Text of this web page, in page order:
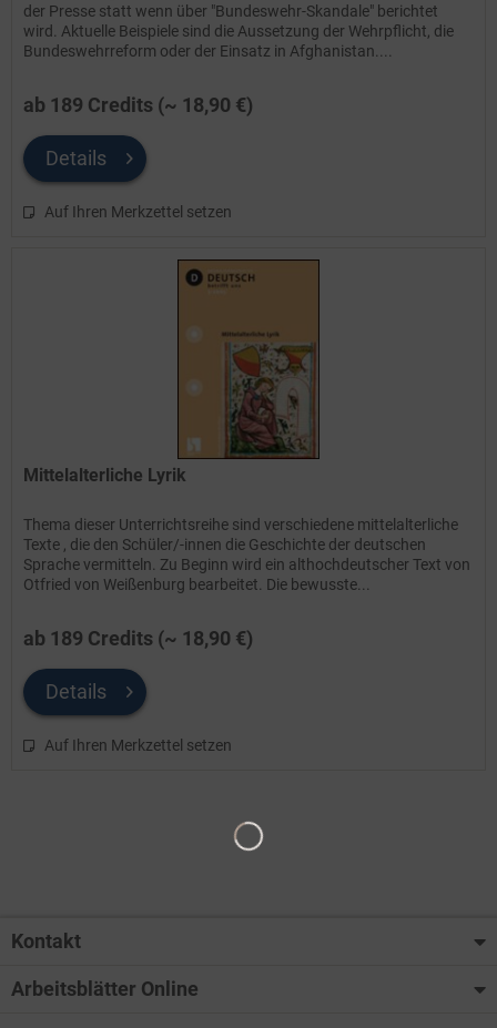
der Presse statt wenn über "Bundeswehr-Skandale" berichtet
wird. Aktuelle Beispiele sind die Aussetzung der Wehrpflicht, die
Bundeswehrreform oder der Einsatz in Afghanistan....
ab 189 Credits (~ 18,90 €)
Details
Auf Ihren Merkzettel setzen
Mittelalterliche Lyrik
Thema dieser Unterrichtsreihe sind verschiedene mittelalterliche
Texte , die den Schüler/-innen die Geschichte der deutschen
Sprache vermitteln. Zu Beginn wird ein althochdeutscher Text von
Otfried von Weißenburg bearbeitet. Die bewusste...
ab 189 Credits (~ 18,90 €)
Details
Auf Ihren Merkzettel setzen
Kontakt
Arbeitsblätter Online